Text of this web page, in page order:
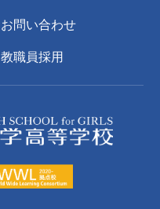
お問い合わせ
教職員採用